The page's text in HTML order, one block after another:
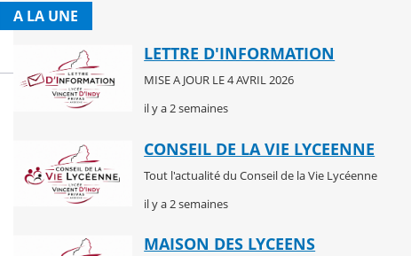
A LA UNE
LETTRE D'INFORMATION
MISE A JOUR LE 4 AVRIL 2026
il y a 2 semaines
CONSEIL DE LA VIE LYCEENNE
Tout l'actualité du Conseil de la Vie Lycéenne
il y a 2 semaines
MAISON DES LYCEENS